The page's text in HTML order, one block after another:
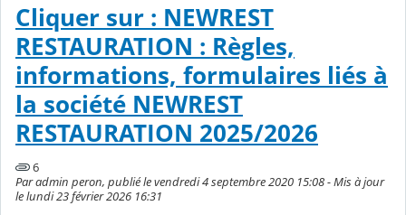
Cliquer sur : NEWREST
RESTAURATION : Règles,
informations, formulaires liés à
la société NEWREST
RESTAURATION 2025/2026
6
Par admin peron, publié le vendredi 4 septembre 2020 15:08 - Mis à jour
le lundi 23 février 2026 16:31